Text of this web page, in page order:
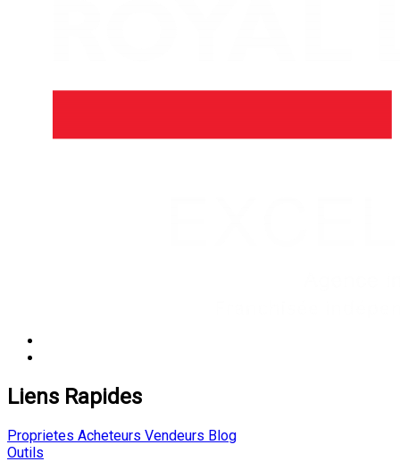
Liens Rapides
Proprietes Acheteurs Vendeurs Blog
Outils